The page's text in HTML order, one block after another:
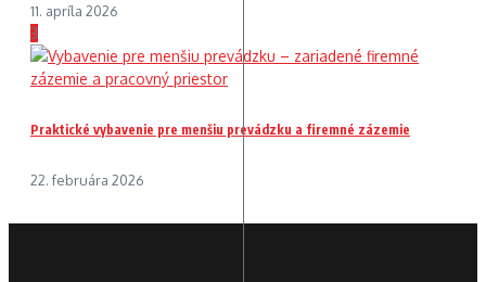
11. apríla 2026
3
Praktické vybavenie pre menšiu prevádzku a firemné zázemie
22. februára 2026